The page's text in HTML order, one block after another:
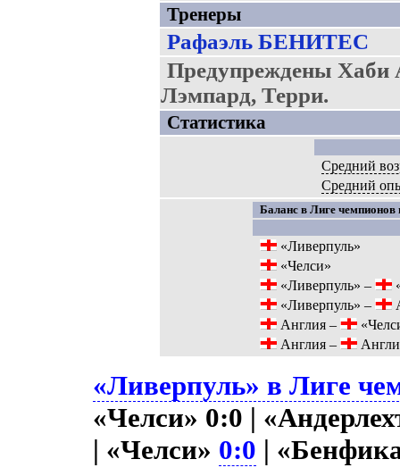
Тренеры
Рафаэль БЕНИТЕС
Предупреждены Хаби
Лэмпард, Терри.
Статистика
Средний
Средний
Баланс в Лиге чемпионов
«Ливерпуль»
«Челси»
«Ливерпуль» –
«Ливерпуль» –
Англия –
Англия –
«Ливерпуль» в Лиге
«Челси» 0:0 |
| «Челси» 0:0 |